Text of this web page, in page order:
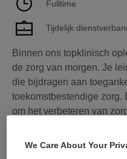
Fulltime
Tijdelijk
Binnen ons topklinisch
de zorg van morgen. Je
die bijdragen aan
toekomstbestendige zorg.
om het verbeteren van
We Care About Your